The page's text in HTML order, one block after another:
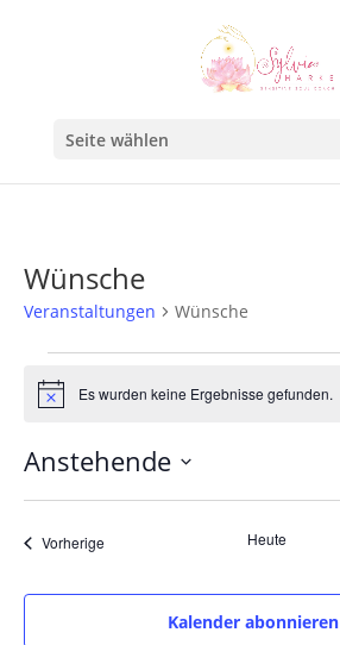
Seite wählen
Wünsche
Veranstaltungen Wünsche
HinweisEs wurden keine Ergebnisse gefunden.
Anstehende
Datum
wählen.
VorherigeVeranstaltungen Heute
Kalender abonnieren